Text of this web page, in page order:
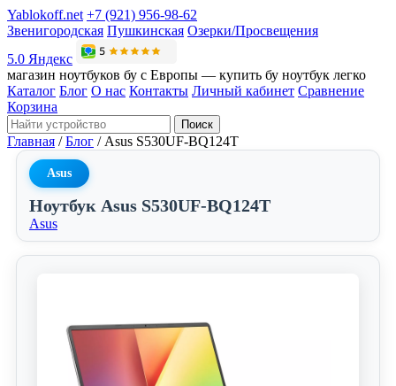
Yablokoff.net +7 (921) 956-98-62
Звенигородская Пушкинская Озерки/Просвещения
5.0 Яндекс
магазин ноутбуков бу с Европы — купить бу ноутбук легко
Каталог Блог О нас Контакты Личный кабинет Сравнение
Корзина
Поиск
Главная / Блог / Asus S530UF-BQ124T
Asus
Ноутбук Asus S530UF-BQ124T
Asus